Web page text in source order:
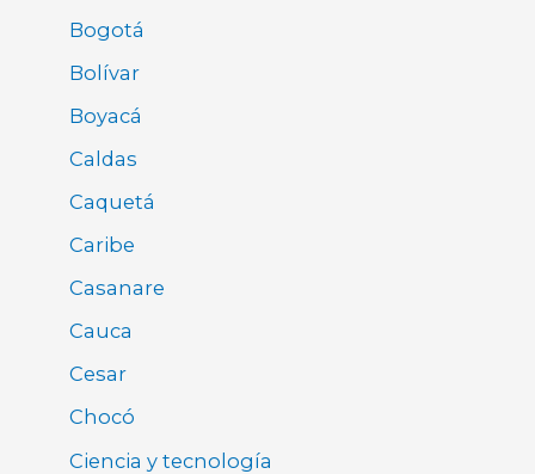
Bogotá
Bolívar
Boyacá
Caldas
Caquetá
Caribe
Casanare
Cauca
Cesar
Chocó
Ciencia y tecnología